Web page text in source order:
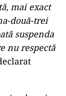
mai exact
două-trei
suspenda
nu respectă